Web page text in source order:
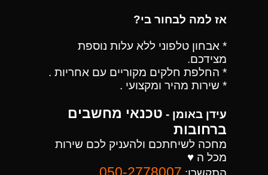
אז למה לבחור בי?
* אבחון טלפוני ללא עלות נוספת
מצידכם.
* החלפת חלקים מקוריים עם אחריות .
* שירות מהיר ומקצועי .
עידן באומן - טכנאי מחשבים
ברחובות
מחכה לשיחתכם ולהעניק לכם שירות
מכל ה ♥